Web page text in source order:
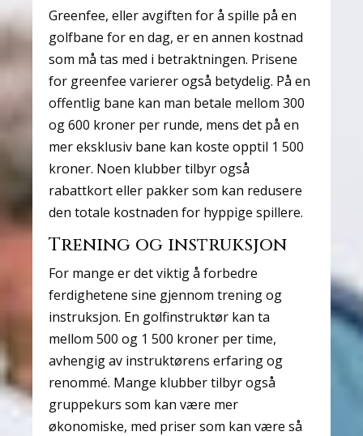
Greenfee, eller avgiften for å spille på en
golfbane for en dag, er en annen kostnad
som må tas med i betraktningen. Prisene
for greenfee varierer også betydelig. På en
offentlig bane kan man betale mellom 300
og 600 kroner per runde, mens det på en
mer eksklusiv bane kan koste opptil 1 500
kroner. Noen klubber tilbyr også
rabattkort eller pakker som kan redusere
den totale kostnaden for hyppige spillere.
Trening og instruksjon
For mange er det viktig å forbedre
ferdighetene sine gjennom trening og
instruksjon. En golfinstruktør kan ta
mellom 500 og 1 500 kroner per time,
avhengig av instruktørens erfaring og
renommé. Mange klubber tilbyr også
gruppekurs som kan være mer
økonomiske, med priser som kan være så